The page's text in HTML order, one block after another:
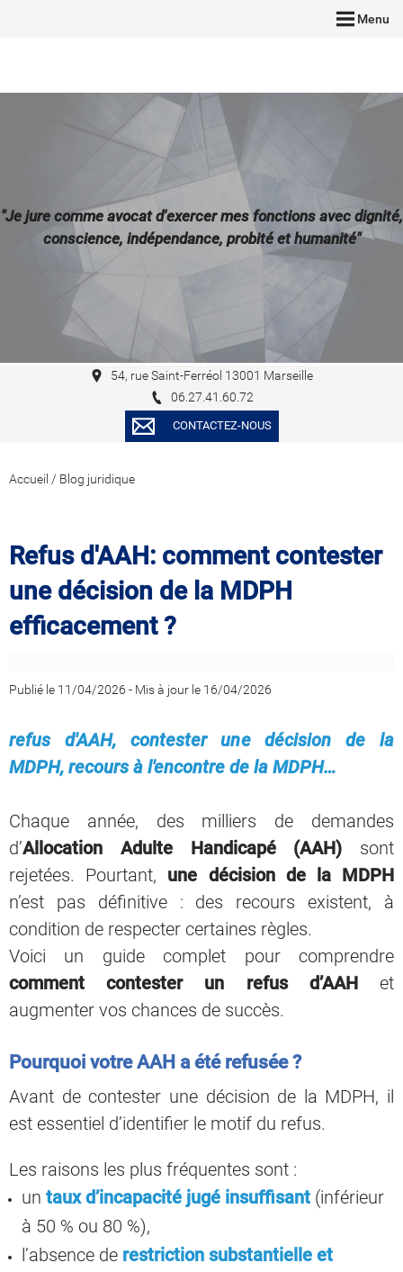
Menu
"Je jure comme avocat d'exercer mes fonctions avec dignité,
conscience, indépendance, probité et humanité"
54, rue Saint-Ferréol 13001 Marseille
06.27.41.60.72
CONTACTEZ-NOUS
Accueil / Blog juridique
Refus d'AAH: comment contester
une décision de la MDPH
efficacement ?
Publié le 11/04/2026 - Mis à jour le 16/04/2026
refus d'AAH, contester une décision de la
MDPH, recours à l'encontre de la MDPH…
Chaque année, des milliers de demandes
d’Allocation Adulte Handicapé (AAH) sont
rejetées. Pourtant, une décision de la MDPH
n’est pas définitive : des recours existent, à
condition de respecter certaines règles.
Voici un guide complet pour comprendre
comment contester un refus d’AAHet
augmenter vos chances de succès.
Pourquoi votre AAH a été refusée ?
Avant de contester une décision de la MDPH, il
est essentiel d’identifier le motif du refus.
Les raisons les plus fréquentes sont :
un taux d’incapacité jugé insuffisant (inférieur
à 50 % ou 80 %),
l’absence de restriction substantielle et